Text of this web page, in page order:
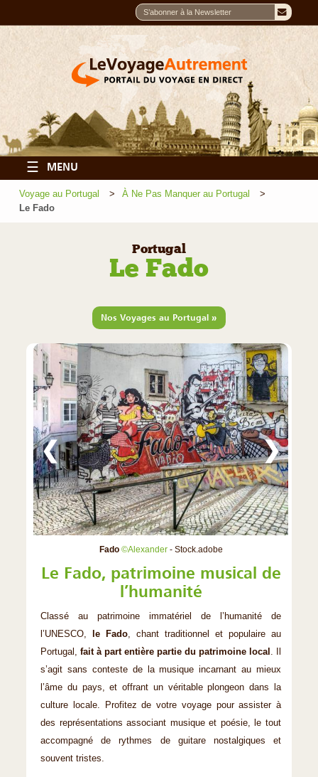
☰ MENU
Voyage au Portugal
À Ne Pas Manquer au Portugal
Le Fado
Portugal
Le Fado
Nos Voyages au Portugal »
Fado ©Alexander- Stock.adobe
❮ ❯
Le Fado, patrimoine musical de
l’humanité
Classé au patrimoine immatériel de l’humanité de
l’UNESCO,
le Fado , chant traditionnel et populaire au
Portugal, fait à part entière partie du patrimoine local
s’agit sans conteste de la musique incarnant au mieux
l’âme du pays, et offrant un véritable plongeon dans la
culture locale. Profitez de votre voyage pour assister à
des représentations associant musique et poésie, le tout
accompagné de rythmes de guitare nostalgiques et
souvent tristes.